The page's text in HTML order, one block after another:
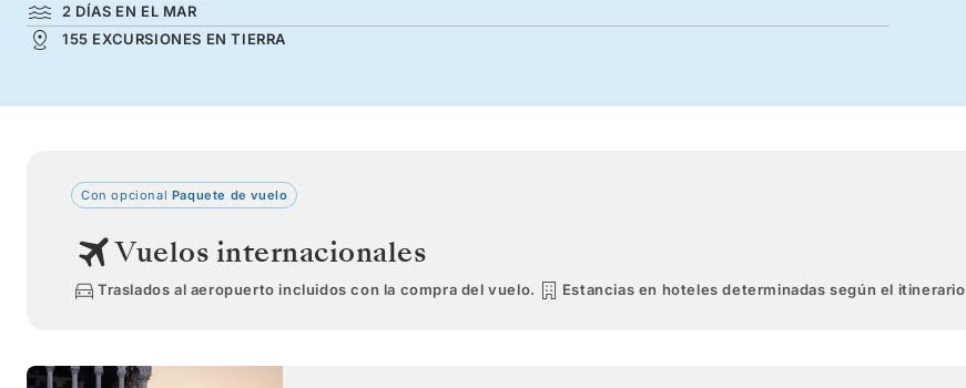
2 DÍAS EN EL MAR
155 EXCURSIONES EN TIERRA
Con opcional Paquete de vuelo
Vuelos internacionales
Traslados al aeropuerto incluidos con la compra del vuelo. Estancias en hoteles determinadas según el itinerario